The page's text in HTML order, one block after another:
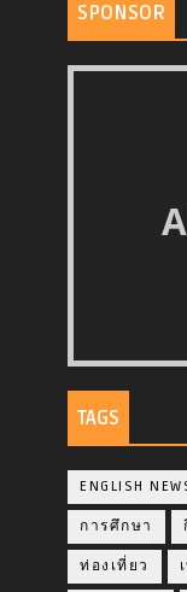
SPONSOR
TAGS
ENGLISH
การศึกษา
ท่องเที่ยว